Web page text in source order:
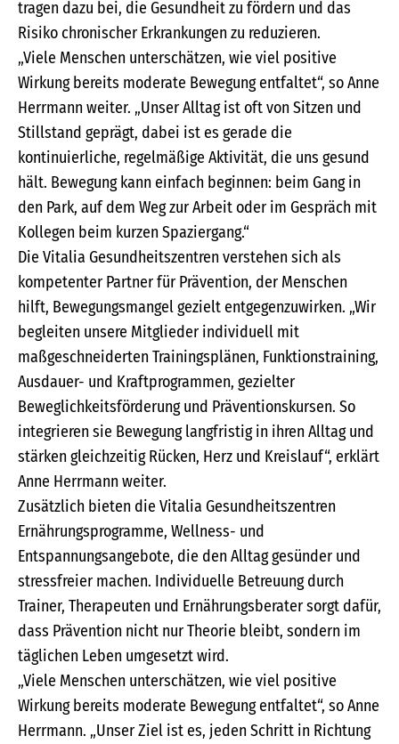
tragen dazu bei, die Gesundheit zu fördern und das
Risiko chronischer Erkrankungen zu reduzieren.
„Viele Menschen unterschätzen, wie viel positive
Wirkung bereits moderate Bewegung entfaltet“, so Anne
Herrmann weiter. „Unser Alltag ist oft von Sitzen und
Stillstand geprägt, dabei ist es gerade die
kontinuierliche, regelmäßige Aktivität, die uns gesund
hält. Bewegung kann einfach beginnen: beim Gang in
den Park, auf dem Weg zur Arbeit oder im Gespräch mit
Kollegen beim kurzen Spaziergang.“
Die Vitalia Gesundheitszentren verstehen sich als
kompetenter Partner für Prävention, der Menschen
hilft, Bewegungsmangel gezielt entgegenzuwirken. „Wir
begleiten unsere Mitglieder individuell mit
maßgeschneiderten Trainingsplänen, Funktionstraining,
Ausdauer- und Kraftprogrammen, gezielter
Beweglichkeitsförderung und Präventionskursen. So
integrieren sie Bewegung langfristig in ihren Alltag und
stärken gleichzeitig Rücken, Herz und Kreislauf“, erklärt
Anne Herrmann weiter.
Zusätzlich bieten die Vitalia Gesundheitszentren
Ernährungsprogramme, Wellness- und
Entspannungsangebote, die den Alltag gesünder und
stressfreier machen. Individuelle Betreuung durch
Trainer, Therapeuten und Ernährungsberater sorgt dafür,
dass Prävention nicht nur Theorie bleibt, sondern im
täglichen Leben umgesetzt wird.
„Viele Menschen unterschätzen, wie viel positive
Wirkung bereits moderate Bewegung entfaltet“, so Anne
Herrmann. „Unser Ziel ist es, jeden Schritt in Richtung